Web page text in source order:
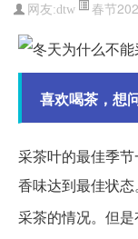
网友:dtw 春节
喜欢喝茶，想
采茶叶的最佳季
香味达到最佳状
采茶的情况。但